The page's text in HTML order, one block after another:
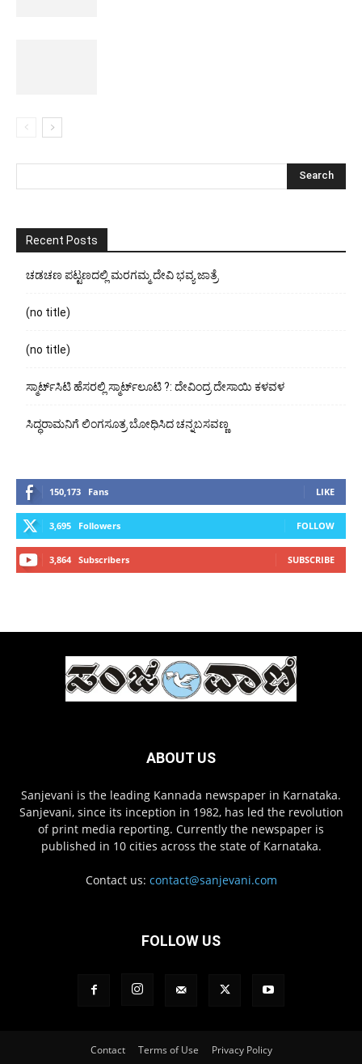
Recent Posts
ಚಡಚಣ ಪಟ್ಟಣದಲ್ಲಿ ಮರಗಮ್ಮ ದೇವಿ ಭವ್ಯ ಜಾತ್ರೆ
(no title)
(no title)
ಸ್ಮಾರ್ಟ್‍ಸಿಟಿ ಹೆಸರಲ್ಲಿ ಸ್ಮಾರ್ಟ್‍ಲೂಟಿ ?: ದೇವಿಂದ್ರ ದೇಸಾಯಿ ಕಳವಳ
ಸಿದ್ಧರಾಮನಿಗೆ ಲಿಂಗಸೂತ್ರ ಬೋಧಿಸಿದ ಚನ್ನಬಸವಣ್ಣ
150,173 Fans LIKE
3,695 Followers FOLLOW
3,864 Subscribers SUBSCRIBE
ABOUT US
Sanjevani is the leading Kannada newspaper in Karnataka.
Sanjevani, since its inception in 1982, has led the revolution
of print media reporting. Currently the newspaper is
published in 10 cities across the state of Karnataka.
Contact us: contact@sanjevani.com
FOLLOW US
Contact Terms of Use Privacy Policy